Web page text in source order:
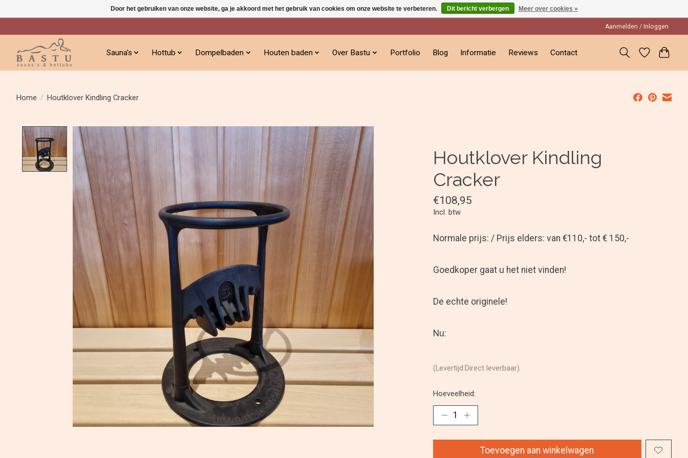
Aanmelden / Inloggen
Sauna's Hottub Dompelbaden Houten baden Over Bastu Portfolio Blog Informatie Reviews Contact
Home / Houtklover Kindling Cracker
Product image slideshow Items
Houtklover Kindling
Cracker
€108,95
Incl. btw
Normale prijs: / Prijs elders: van €110,- tot € 150,-
Goedkoper gaat u het niet vinden!
De echte originele!
Nu:
(Levertijd:Direct leverbaar)
Hoeveelheid:
Toevoegen aan winkelwagen
Door het gebruiken van onze website, ga je akkoord met het gebruik van cookies om onze website te verbeteren. Dit bericht verbergen Meer over cookies »